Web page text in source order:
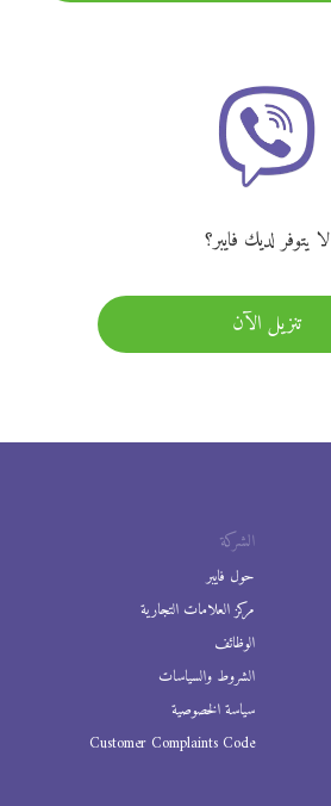
لا يتوفر لديك فايبر؟
تنزيل الآن
الشركة
حول فايبر
مركز العلامات التجارية
الوظائف
الشروط والسياسات
سياسة الخصوصية
Customer Complaints Code